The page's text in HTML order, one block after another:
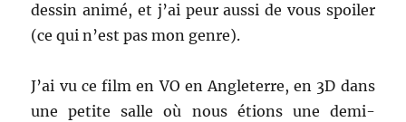
dessin animé, et j’ai peur aussi de vous spoiler
(ce qui n’est pas mon genre).
J’ai vu ce film en VO en Angleterre, en 3D dans
une petite salle où nous étions une demi-